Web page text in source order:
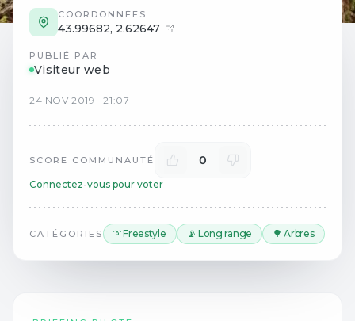
COORDONNÉES
43.99682, 2.62647
PUBLIÉ PAR
Visiteur web
24 NOV 2019 ·21:07
SCORE COMMUNAUTÉ 0
Connectez-vous pour voter
CATÉGORIES ➰ Freestyle 📡 Long range 🌳 Arbres